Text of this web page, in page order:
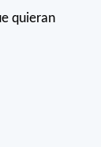
quieran